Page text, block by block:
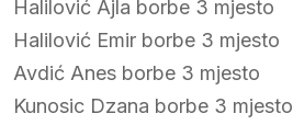
Halilović Ajla borbe 3 mjesto
Halilović Emir borbe 3 mjesto
Avdić Anes borbe 3 mjesto
Kunosic Dzana borbe 3 mjesto